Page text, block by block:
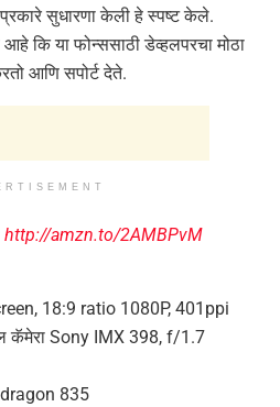
सुधारणा केली हे स्पष्ट केले.
कि या फोन्ससाठी डेव्हलपरचा मोठा
आणि सपोर्ट देते.
http://amzn.to/2AMBPvM
18:9 ratio 1080P, 401ppi
कॅमेरा Sony IMX 398, f/1.7
835